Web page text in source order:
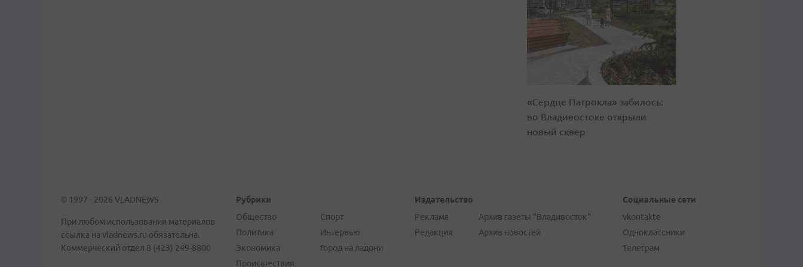
«Сердце Патрокла» забилось:
во Владивостоке открыли
новый сквер
© 1997 - 2026 VLADNEWS
При любом использовании материалов
ссылка на vladnews.ru обязательна.
Коммерческий отдел 8 (423) 249-8800
Рубрики
Общество
Политика
Экономика
Происшествия
Спорт
Интервью
Город на ладони
Издательство
Реклама
Редакция
Архив газеты "Владивосток"
Архив новостей
Социальные сети
vkontakte
Одноклассники
Телеграм